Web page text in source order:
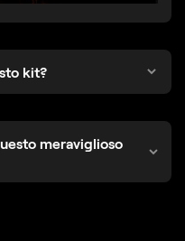
kit?
meraviglioso